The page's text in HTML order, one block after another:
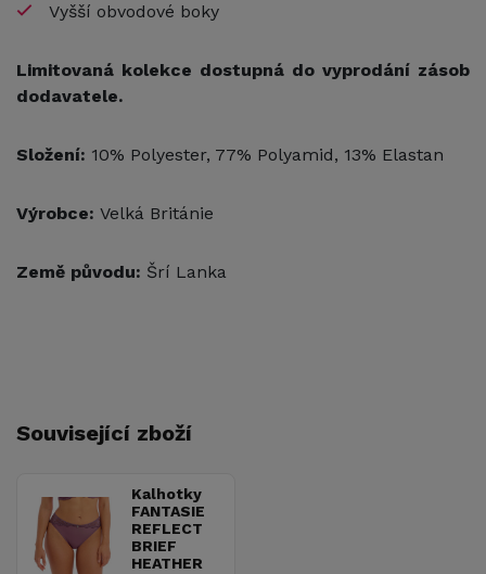
Vyšší obvodové boky
Limitovaná kolekce dostupná do vyprodání zásob
dodavatele.
Složení: 10% Polyester, 77% Polyamid, 13% Elastan
Výrobce: Velká Británie
Země původu: Šrí Lanka
Související zboží
Kalhotky
FANTASIE
REFLECT
BRIEF
HEATHER